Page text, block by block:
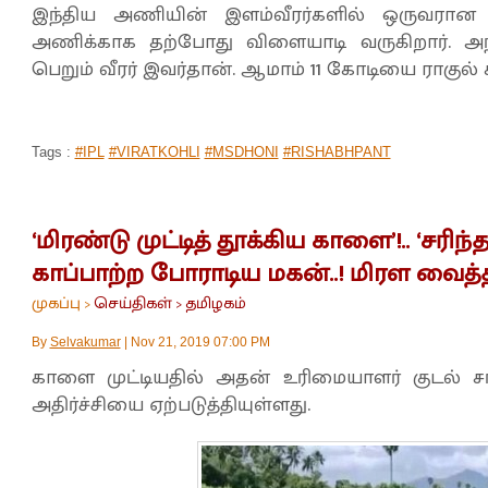
இந்திய அணியின் இளம்வீரர்களில்
அணிக்காக தற்போது விளையாடி வருகிறார்.
பெறும் வீரர் இவர்தான். ஆமாம் 11 கோடியை ராகுல்
Tags : #IPL #VIRATKOHLI #MSDHONI #RISHABHPANT
‘மிரண்டு முட்டித் தூக்கிய காளை’!..
காப்பாற்ற போராடிய மகன்..! மிரள
முகப்பு >செய்திகள்>தமிழகம்
By Selvakumar| Nov 21, 2019 07:00 PM
காளை முட்டியதில் அதன் உரிமையாளர் குடல்
அதிர்ச்சியை ஏற்படுத்தியுள்ளது.